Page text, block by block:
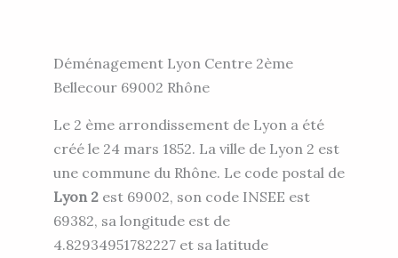
Déménagement Lyon Centre 2ème
Bellecour 69002 Rhône
Le 2 ème arrondissement de Lyon a été
créé le 24 mars 1852. La ville de Lyon 2 est
une commune du Rhône. Le code postal de
Lyon 2 est 69002, son code INSEE est
69382, sa longitude est de
4.82934951782227 et sa latitude